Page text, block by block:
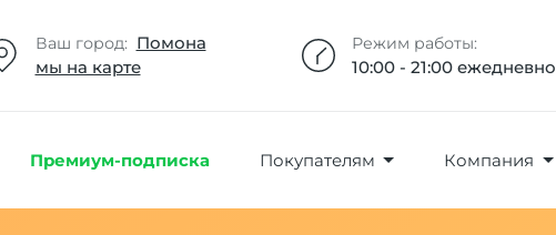
Ваш город: Помона
мы на карте
Режим работы:
10:00 - 21:00 ежедневно
Премиум-подписка Покупателям Компания
Добавлено максимальное кол-во товара